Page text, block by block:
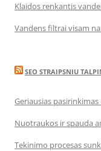
Klaidos renkantis
Vandens filtrai visam
SEO STRAIPSNIU
Geriausias
Nuotraukos ir spauda
Tekinimo procesas